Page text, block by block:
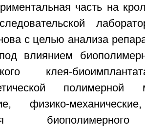
часть на
с целью анализа
влиянием
клея-
физико-
биополимерного